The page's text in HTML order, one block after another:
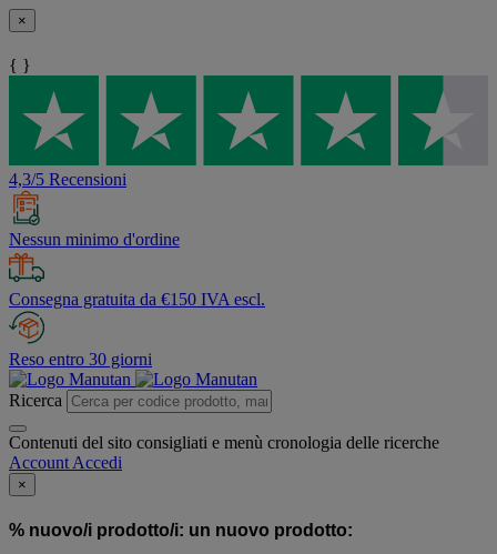
×
{ }
4,3/5 Recensioni
Nessun minimo d'ordine
Consegna gratuita da €150 IVA escl.
Reso entro 30 giorni
Ricerca
Contenuti del sito consigliati e menù cronologia delle ricerche
Account Accedi
×
% nuovo/i prodotto/i: un nuovo prodotto: